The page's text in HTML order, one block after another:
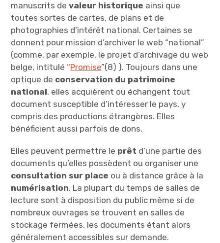
manuscrits devaleur historique ainsi que
toutes sortes de cartes, de plans et de
photographies d’intérêt national. Certaines se
donnent pour mission d’archiver le web “national”
(comme, par exemple, le projet d’archivage du web
belge, intitulé “Promise”(8) ). Toujours dans une
optique de conservation du patrimoine
national, elles acquièrent ou échangent tout
document susceptible d’intéresser le pays, y
compris des productions étrangères. Elles
bénéficient aussi parfois de dons.
Elles peuvent permettre le prêt d’une partie des
documents qu’elles possèdent ou organiser une
consultation sur place ou à distance grâce à la
numérisation. La plupart du temps de salles de
lecture sont à disposition du public même si de
nombreux ouvrages se trouvent en salles de
stockage fermées, les documents étant alors
généralement accessibles sur demande.